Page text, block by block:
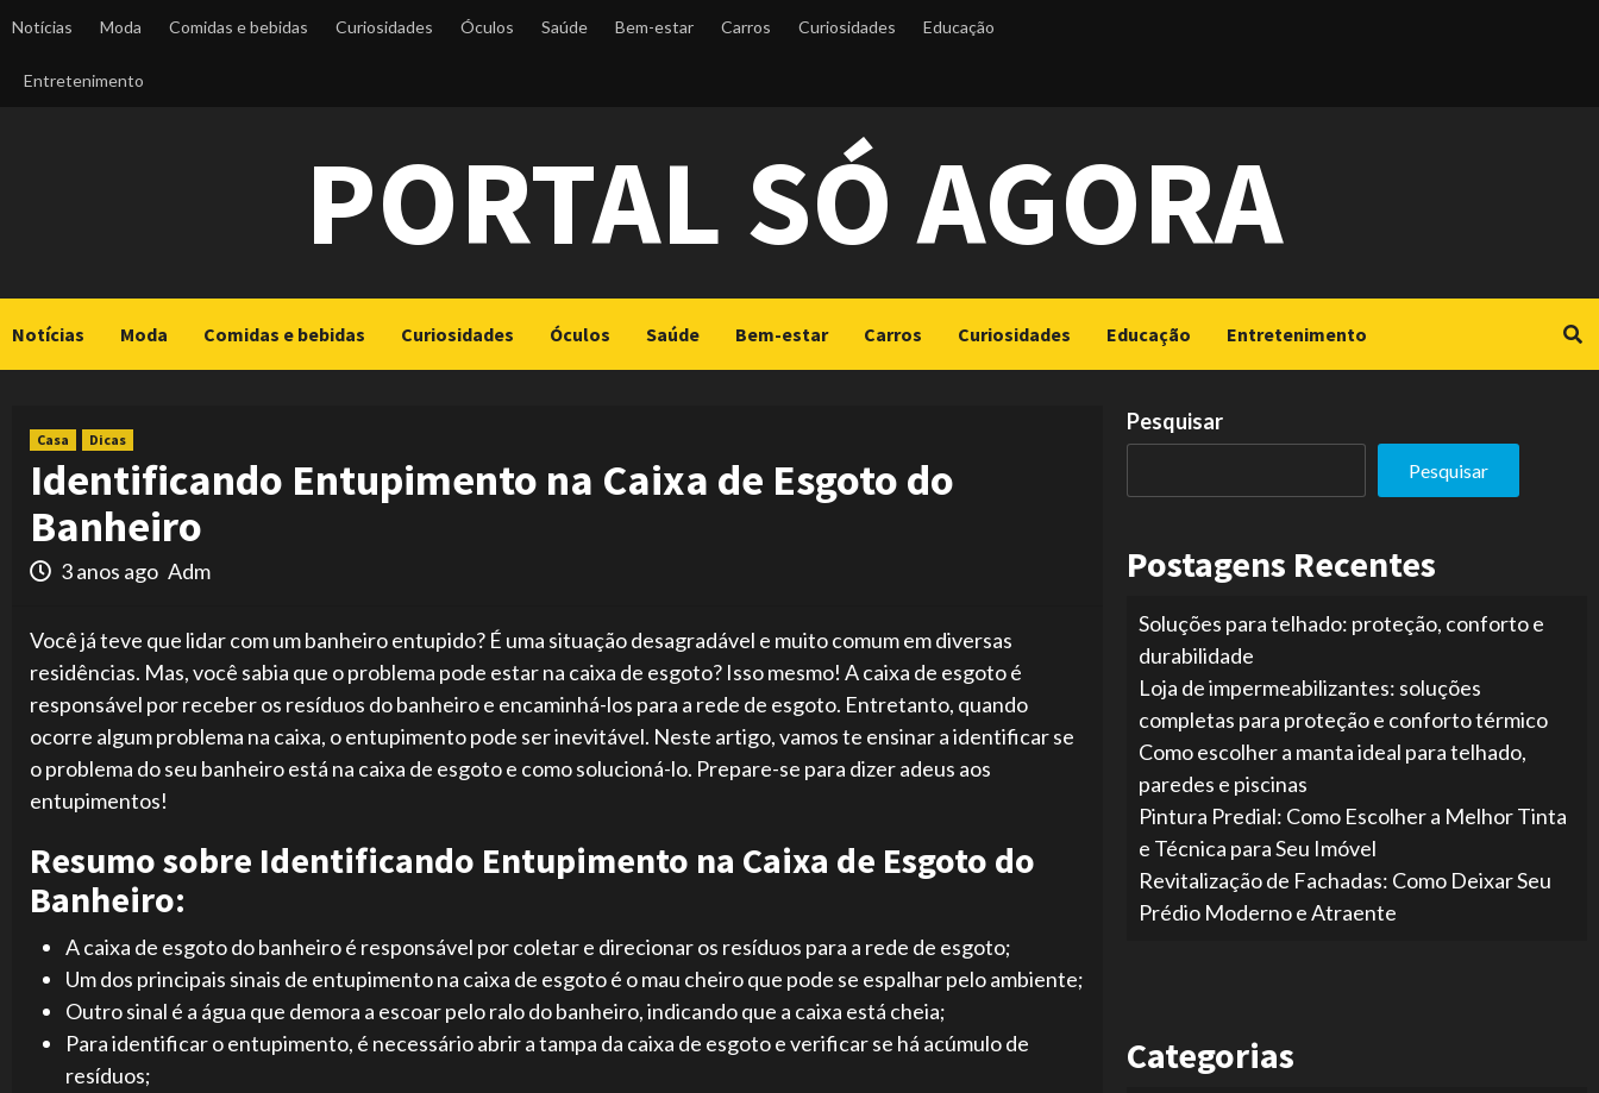
content
Notícias Moda Comidas e bebidas Curiosidades Óculos Saúde Bem-estar Carros Curiosidades Educação
Entretenimento
PORTAL SÓ AGORA
Notícias Moda Comidas e bebidas Curiosidades Óculos Saúde Bem-estar Carros Curiosidades Educação Entretenimento
Casa Dicas
Identificando Entupimento na Caixa de Esgoto do
Banheiro
3 anos ago Adm
Você já teve que lidar com um banheiro entupido? É uma situação desagradável e muito comum em diversas
residências. Mas, você sabia que o problema pode estar na caixa de esgoto? Isso mesmo! A caixa de esgoto é
responsável por receber os resíduos do banheiro e encaminhá-los para a rede de esgoto. Entretanto, quando
ocorre algum problema na caixa, o entupimento pode ser inevitável. Neste artigo, vamos te ensinar a identificar se
o problema do seu banheiro está na caixa de esgoto e como solucioná-lo. Prepare-se para dizer adeus aos
entupimentos!
Resumo sobre Identificando Entupimento na Caixa de Esgoto do
Banheiro:
A caixa de esgoto do banheiro é responsável por coletar e direcionar os resíduos para a rede de esgoto;
Um dos principais sinais de entupimento na caixa de esgoto é o mau cheiro que pode se espalhar pelo ambiente;
Outro sinal é a água que demora a escoar pelo ralo do banheiro, indicando que a caixa está cheia;
Para identificar o entupimento, é necessário abrir a tampa da caixa de esgoto e verificar se há acúmulo de
resíduos;
Pesquisar
Pesquisar
Postagens Recentes
Soluções para telhado: proteção, conforto e
durabilidade
Loja de impermeabilizantes: soluções
completas para proteção e conforto térmico
Como escolher a manta ideal para telhado,
paredes e piscinas
Pintura Predial: Como Escolher a Melhor Tinta
e Técnica para Seu Imóvel
Revitalização de Fachadas: Como Deixar Seu
Prédio Moderno e Atraente
Categorias